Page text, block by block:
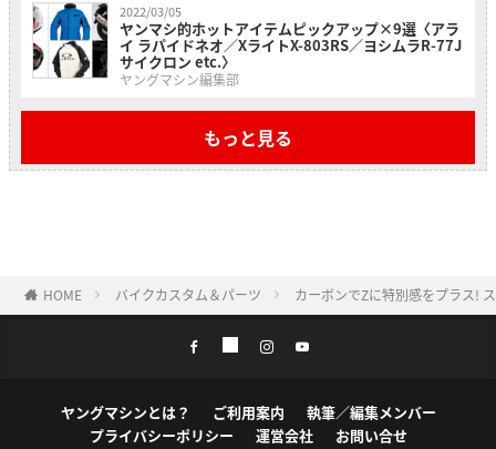
2022/03/05
ヤンマシ的ホットアイテムピックアップ×9選〈アラ
イ ラパイドネオ／XライトX-803RS／ヨシムラR-77J
サイクロン etc.〉
ヤングマシン編集部
もっと見る
HOME バイクカスタム＆パーツ カーボンでZに特別感をプラス!
ヤングマシンとは？ ご利用案内
執筆／編集メンバー
プライバシーポリシー
運営会社 お問い合せ